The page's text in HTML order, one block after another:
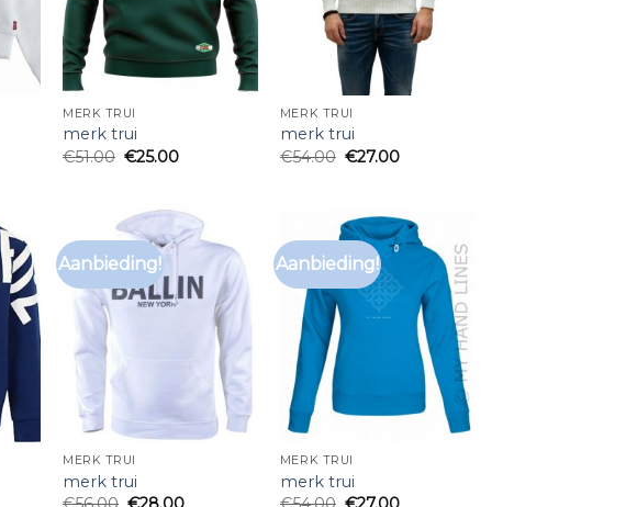
MERK TRUI
merk trui
€51.00 €25.00
MERK TRUI
merk trui
€54.00 €27.00
Aanbieding!
MERK TRUI
merk trui
Aanbieding!
MERK TRUI
merk trui